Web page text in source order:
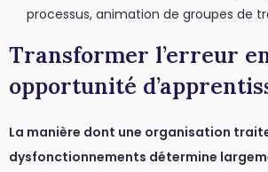
processus, animation de groupes de
Transformer l’erreur
opportunité
La manière dont une organisation
dysfonctionnements détermine